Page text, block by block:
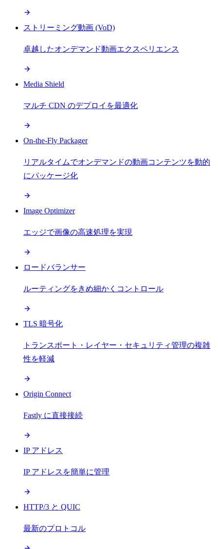
ストリーミング動画 (VoD)
卓越したオンデマンド動画エクスペリエンス
Media Shield
マルチ CDN のデプロイを最適化
On-the-Fly Packager
リアルタイムでオンデマンドの動画コンテンツを動的
にパッケージ化
Image Optimizer
エッジで画像の高速処理を実現
ロードバランサー
ルーティングをきめ細かくコントロール
TLS 暗号化
トランスポート・レイヤー・セキュリティ管理の複雑
性を軽減
Origin Connect
Fastly に直接接続
IP アドレス
IP アドレスを簡単に管理
HTTP/3 と QUIC
最新のプロトコル